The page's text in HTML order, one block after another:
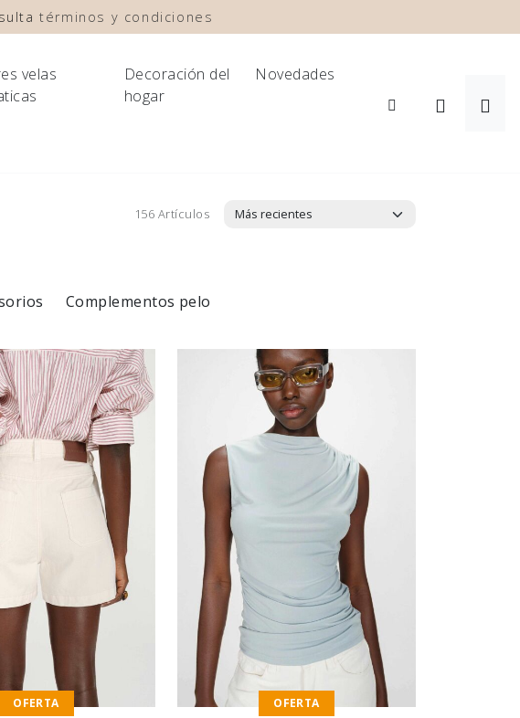
términos y condiciones
velas
Decoración del
hogar
Novedades
156 Artículos
Complementos pelo
OFERTA OFERTA